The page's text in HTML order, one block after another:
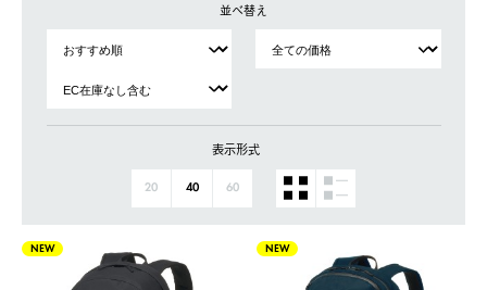
並べ替え
表示形式
20 40 60
NEW NEW